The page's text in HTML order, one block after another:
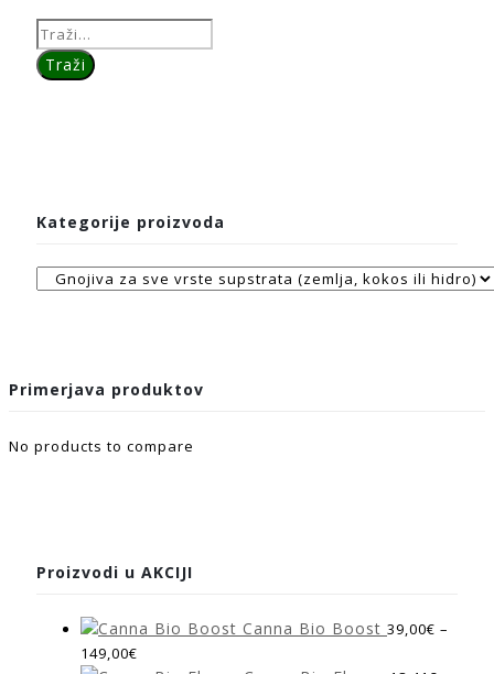
Kategorije proizvoda
Primerjava produktov
No products to compare
Proizvodi u AKCIJI
Canna Bio Boost 39,00€ –
149,00€